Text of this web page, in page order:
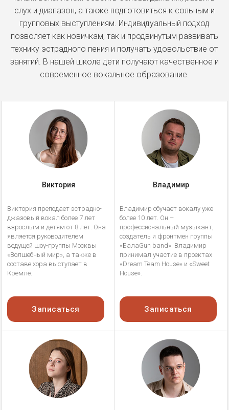
слух и диапазон, а также подготовиться к сольным и
групповых выступлениям. Индивидуальный подход
позволяет как новичкам, так и продвинутым развивать
технику эстрадного пения и получать удовольствие от
занятий. В нашей школе дети получают качественное и
современное вокальное образование.
Виктория
Виктория преподает эстрадно-
джазовый вокал более 7 лет
взрослым и детям от 8 лет. Она
является руководителем
ведущей шоу-группы Москвы
«Волшебный мир», а также в
составе хора выступает в
Кремле.
Записаться
Владимир
Владимир обучает вокалу уже
более 10 лет. Он –
профессиональный музыкант,
создатель и фронтмен группы
«БалаGun band». Владимир
принимал участие в проектах
«Dream Team House» и «Sweet
House».
Записаться